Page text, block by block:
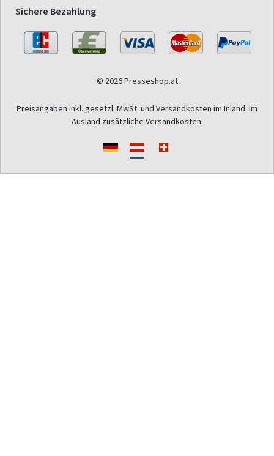
Sichere Bezahlung
© 2026 Presseshop.at
Preisangaben inkl. gesetzl. MwSt. und Versandkosten im Inland. Im
Ausland zusätzliche Versandkosten.